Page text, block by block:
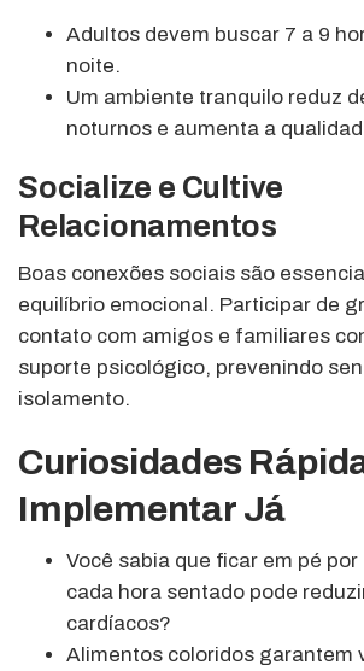
Adultos devem buscar 7 a 9
noite.
Um ambiente tranquilo reduz
noturnos e aumenta a
Socialize e Cultive
Relacionamentos
Boas conexões sociais são
equilíbrio emocional. Participar de
contato com amigos e familiares
suporte psicológico, prevenindo
isolamento.
Curiosidades
Implementar Já
Você sabia que ficar em pé
cada hora sentado pode
cardíacos?
Alimentos coloridos garantem